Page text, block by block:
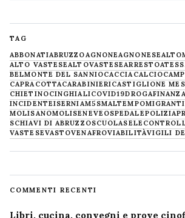
TAG
ABBONATIABRUZZOAGNONEAGNONESE
ALTO VASTESEALTOVASTESEARRESTO
BELMONTE DEL SANNIOCACCIACALCIO
CAPRACOTTACARABINIERICASTIGLIONE
CHIETINOCINGHIALICOVID19DROGA
INCIDENTEISERNIAM5SMALTEMPOMIGRANTI
MOLISANOMOLISENEVE OSPEDALEPOLIZIA
SCHIAVI DI ABRUZZOSCUOLA
VASTESEVASTOVENAFROVIABILITÀVIGILI
COMMENTI RECENTI
Libri, cucina, convegni e prove